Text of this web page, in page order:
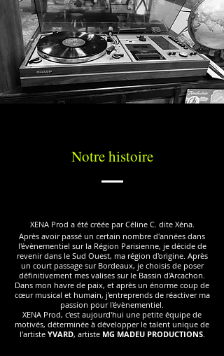
Notre histoire
XENA Prod a été créée par Céline C. dite Xéna.
Après avoir passé un certain nombre d'années dans
l'évènementiel sur la Région Parisienne, je décide de
revenir dans le Sud Ouest, ma région d'origine. Après
un court passage sur Bordeaux, je choisis de poser
définitivement mes valises sur le Bassin d'Arcachon.
Dans mon havre de paix, et après un énorme coup de
cœur musical et humain, j’entreprends de réactiver ma
passion pour l'évènementiel.
XENA Prod, c'est aujourd'hui une petite équipe de
motivés, déterminée à développer le talent unique de
l'artiste YVARD, artiste MG MADEU PRODUCTIONS.